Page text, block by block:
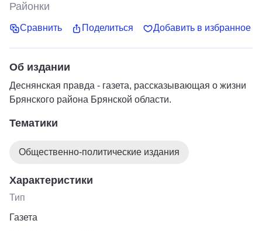
Районки
Сравнить Поделиться Добавить в избранное
Об издании
Деснянская правда - газета, рассказывающая о жизни
Брянского района Брянской области.
Тематики
Общественно-политические издания
Характеристики
Тип
Газета